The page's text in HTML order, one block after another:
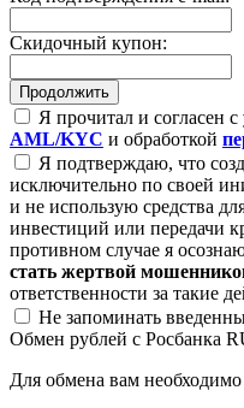
Скидочный купон:
Я прочитал и согласен с
AML/KYC и обработкой
Я подтверждаю, что
исключительно по своей
и не использую средства
инвестиций или передачи
противном случае я
стать жертвой
ответственности за такие
Не запоминать
Обмен рублей с Росбанка
Для обмена вам